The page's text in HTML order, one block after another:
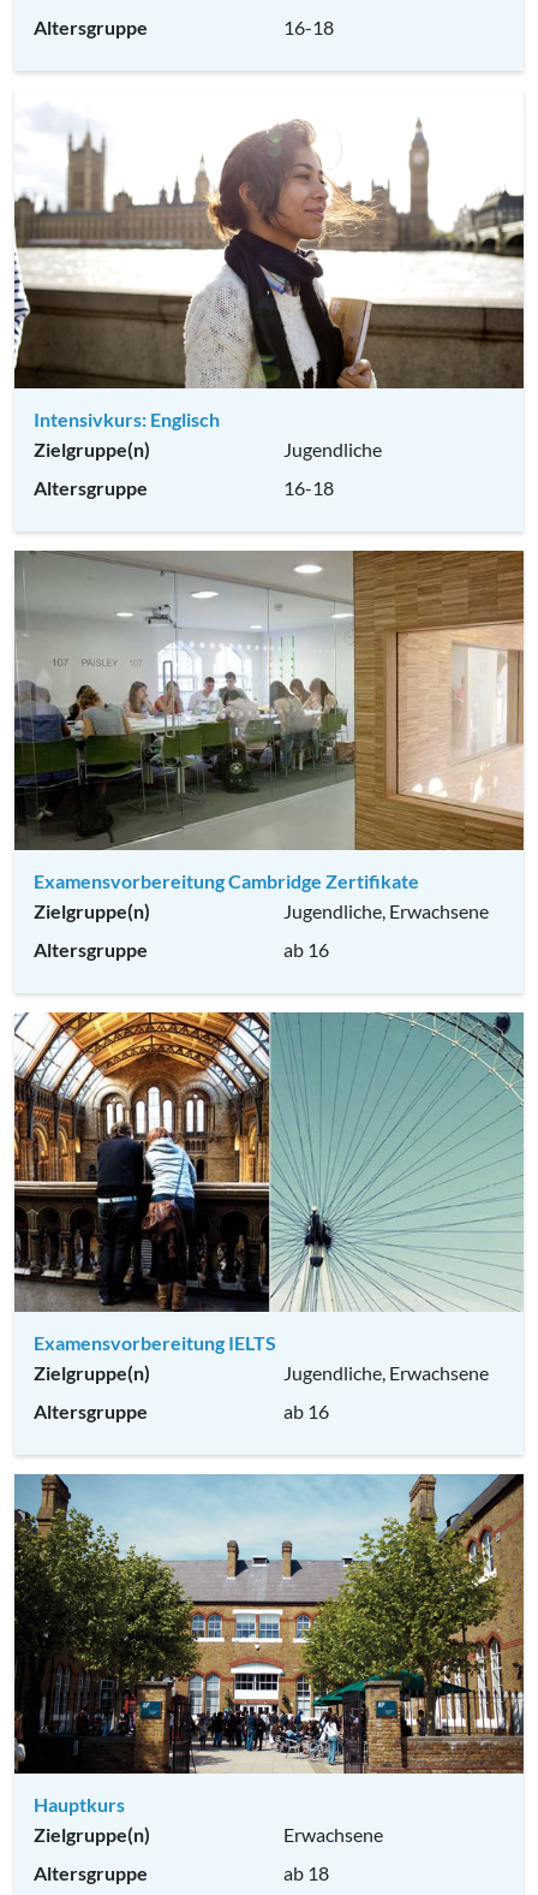
Altersgruppe 16-18
Intensivkurs: Englisch
Zielgruppe(n)
Jugendliche
Altersgruppe
16-18
Examensvorbereitung Cambridge Zertifikate
Zielgruppe(n)
Jugendliche, Erwachsene
Altersgruppe
ab 16
Examensvorbereitung IELTS
Zielgruppe(n)
Jugendliche, Erwachsene
Altersgruppe
ab 16
Hauptkurs
Zielgruppe(n)
Erwachsene
Altersgruppe
ab 18